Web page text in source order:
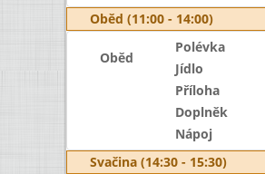
Oběd (11:00 - 14:00)
Oběd
Polévka
Jídlo
Příloha
Doplněk
Nápoj
Svačina (14:30 - 15:30)